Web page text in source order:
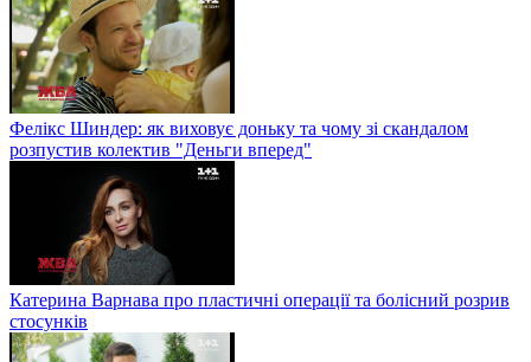
Фелікс Шиндер: як виховує доньку та чому зі скандалом
розпустив колектив "Деньги вперед"
Катерина Варнава про пластичні операції та болісний розрив
стосунків